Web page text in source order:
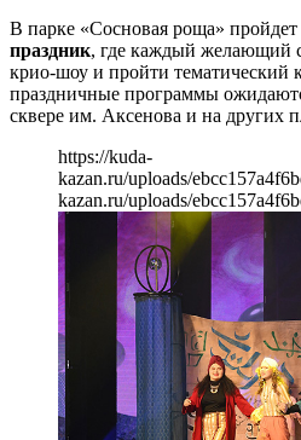
В парке «Сосновая роща» пройдет
праздник, где каждый желающий
крио-шоу и пройти тематический
праздничные программы
сквере им. Аксенова и на других
https://kuda-
kazan.ru/uploads/
kazan.ru/uploads/